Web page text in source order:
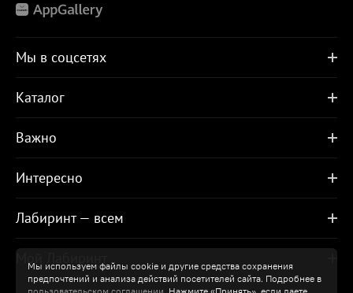
Мы используем файлы cookie и другие средства сохранения
предпочтений и анализа действий посетителей сайта. Подробнее в
Мы в соцсетях
Каталог
Важно
Интересно
Лабиринт — всем